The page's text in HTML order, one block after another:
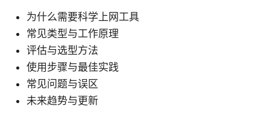
为什么需要科学上网工具
常见类型与工作原理
评估与选型方法
使用步骤与最佳实践
常见问题与误区
未来趋势与更新